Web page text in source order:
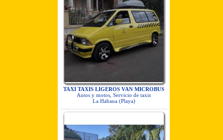
TAXI TAXIS LIGEROS VAN MICROBUS
Autos y motos, Servicio de taxis
La Habana (Playa)